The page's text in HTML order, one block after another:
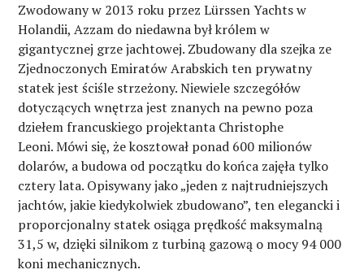
Zwodowany w 2013 roku przez Lürssen Yachts w
Holandii, Azzam do niedawna był królem w
gigantycznej grze jachtowej. Zbudowany dla szejka ze
Zjednoczonych Emiratów Arabskich ten prywatny
statek jest ściśle strzeżony. Niewiele szczegółów
dotyczących wnętrza jest znanych na pewno poza
dziełem francuskiego projektanta Christophe
Leoni. Mówi się, że kosztował ponad 600 milionów
dolarów, a budowa od początku do końca zajęła tylko
cztery lata. Opisywany jako „jeden z najtrudniejszych
jachtów, jakie kiedykolwiek zbudowano”, ten elegancki i
proporcjonalny statek osiąga prędkość maksymalną
31,5 w, dzięki silnikom z turbiną gazową o mocy 94 000
koni mechanicznych.